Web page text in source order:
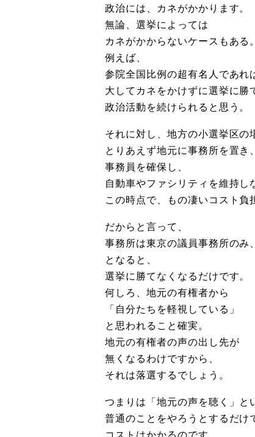
政治には、カネがかかります。
無論、選挙によっては
カネがかからないケースもある。
例えば、
参院全国比例の超有名人であれ
大してカネをかけずに選挙に勝
政治活動を続けられると思う。
それに対し、地方の小選挙区の
とりあえず地元に事務所を置き、
事務員を確保し、
自動車やファシリティを維持し
この時点で、もの凄いコスト負
だからと言って、
事務所は東京の議員事務所のみ、
となると、
選挙に勝てなくなるだけです。
何しろ、地元の有権者から
「自分たちを軽視している」
と思われること確実。
地元の有権者の声の出し先が
無くなるわけですから、
それは落選するでしょう。
つまりは「地元の声を聴く」と
普通のことをやろうとするだけ
コストはかかるのです。